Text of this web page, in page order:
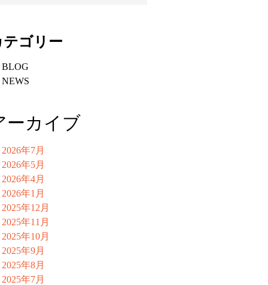
テゴリー
BLOG
NEWS
ーカイブ
2026年7月
2026年5月
2026年4月
2026年1月
2025年12月
2025年11月
2025年10月
2025年9月
2025年8月
2025年7月